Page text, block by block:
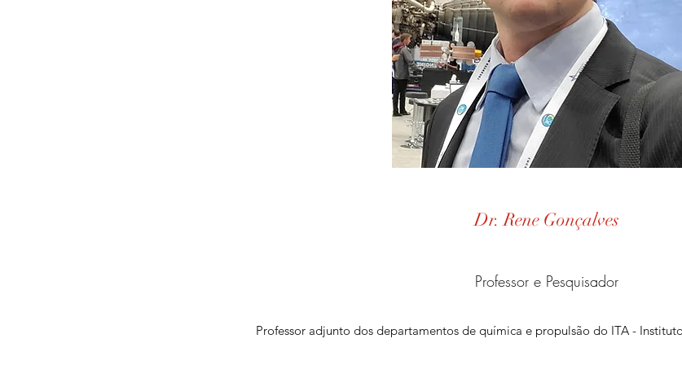
Dr. Rene Gonçalves
Professor e Pesquisador
Professor adjunto dos departamentos de química e propulsão do ITA -